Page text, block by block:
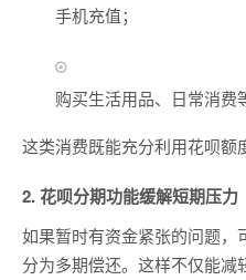
手机充值；
购买生活用品、日常消费
这类消费既能充分利用花呗额
2.花呗分期功能缓解短期压力
如果暂时有资金紧张的问题，
分为多期偿还。这样不仅能